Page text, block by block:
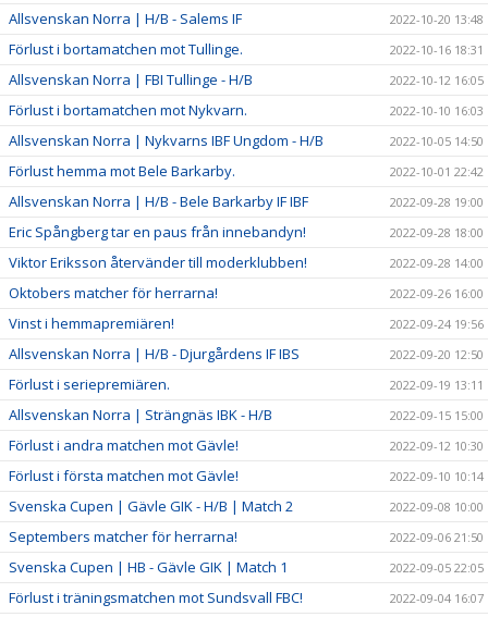
Allsvenskan Norra | H/B - Salems IF 2022-10-20 13:48
Förlust i bortamatchen mot Tullinge. 2022-10-16 18:31
Allsvenskan Norra | FBI Tullinge - H/B 2022-10-12 16:05
Förlust i bortamatchen mot Nykvarn. 2022-10-10 16:03
Allsvenskan Norra | Nykvarns IBF Ungdom - H/B 2022-10-05 14:50
Förlust hemma mot Bele Barkarby. 2022-10-01 22:42
Allsvenskan Norra | H/B - Bele Barkarby IF IBF 2022-09-28 19:00
Eric Spångberg tar en paus från innebandyn! 2022-09-28 18:00
Viktor Eriksson återvänder till moderklubben! 2022-09-28 14:00
Oktobers matcher för herrarna! 2022-09-26 16:00
Vinst i hemmapremiären! 2022-09-24 19:56
Allsvenskan Norra | H/B - Djurgårdens IF IBS 2022-09-20 12:50
Förlust i seriepremiären. 2022-09-19 13:11
Allsvenskan Norra | Strängnäs IBK - H/B 2022-09-15 15:00
Förlust i andra matchen mot Gävle! 2022-09-12 10:30
Förlust i första matchen mot Gävle! 2022-09-10 10:14
Svenska Cupen | Gävle GIK - H/B | Match 2 2022-09-08 10:00
Septembers matcher för herrarna! 2022-09-06 21:50
Svenska Cupen | HB - Gävle GIK | Match 1 2022-09-05 22:05
Förlust i träningsmatchen mot Sundsvall FBC! 2022-09-04 16:07